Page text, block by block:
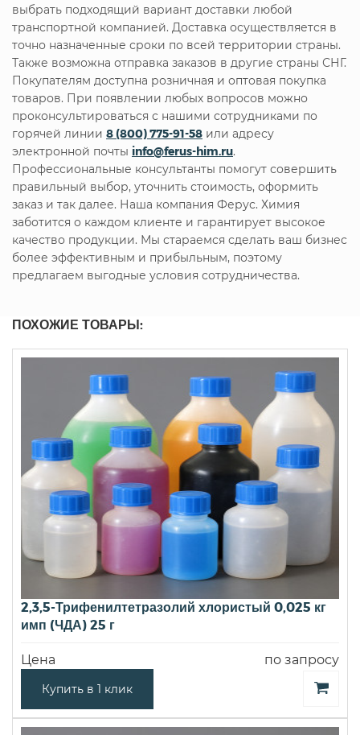
выбрать подходящий вариант доставки любой
транспортной компанией. Доставка осуществляется в
точно назначенные сроки по всей территории страны.
Также возможна отправка заказов в другие страны СНГ.
Покупателям доступна розничная и оптовая покупка
товаров. При появлении любых вопросов можно
проконсультироваться с нашими сотрудниками по
горячей линии 8 (800) 775-91-58 или адресу
электронной почты info@ferus-him.ru.
Профессиональные консультанты помогут совершить
правильный выбор, уточнить стоимость, оформить
заказ и так далее. Наша компания Ферус. Химия
заботится о каждом клиенте и гарантирует высокое
качество продукции. Мы стараемся сделать ваш бизнес
более эффективным и прибыльным, поэтому
предлагаем выгодные условия сотрудничества.
ПОХОЖИЕ ТОВАРЫ:
2,3,5-Трифенилтетразолий хлористый 0,025 кг
имп (ЧДА) 25 г
Цена по запросу
Купить в 1 клик